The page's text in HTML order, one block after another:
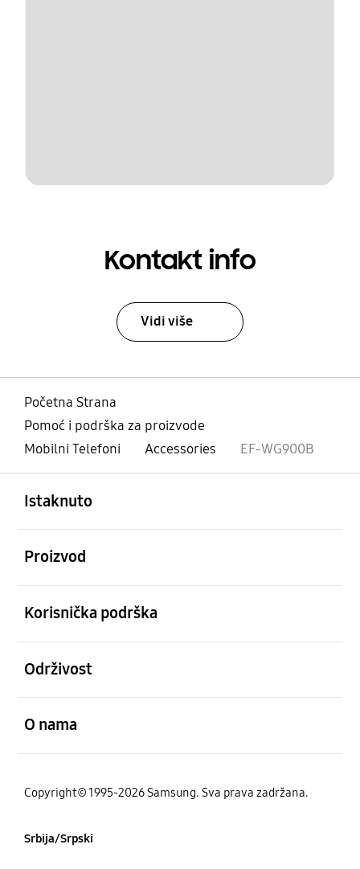
Kontakt info
Vidi više
Početna Strana
Pomoć i podrška za proizvode
Mobilni Telefoni
Accessories EF-WG900B
Istaknuto
Proizvod
Korisnička podrška
Održivost
O nama
Copyright© 1995-2026 Samsung. Sva prava zadržana.
Srbija/Srpski